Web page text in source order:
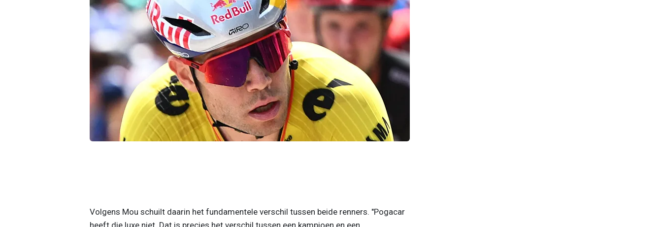
Volgens Mou schuilt daarin het fundamentele verschil tussen beide renners. "Pogacar
heeft die luxe niet. Dat is precies het verschil tussen een kampioen en een